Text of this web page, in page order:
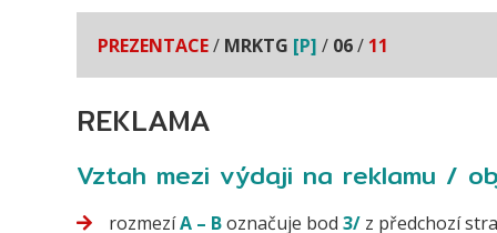
PREZENTACE/ MRKTG [P] / 06/ 11
REKLAMA
Vztah mezi výdaji na reklamu /
rozmezíA – Boznačuje bod 3/z předchozí